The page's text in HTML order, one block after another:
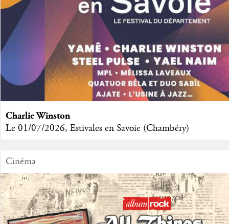
Charlie Winston
Le 01/07/2026, Estivales en Savoie (Chambéry)
Cinéma